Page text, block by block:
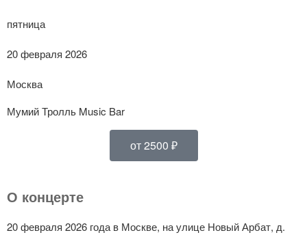
пятница
20 февраля 2026
Москва
Мумий Тролль Music Bar
от 2500 ₽
О концерте
20 февраля 2026 года в Москве, на улице Новый Арбат, д.